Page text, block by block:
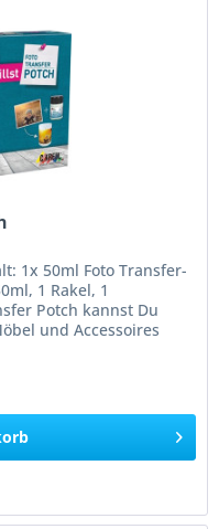
1x 50ml Foto Transfer-
1 Rakel, 1
Potch kannst Du
und Accessoires